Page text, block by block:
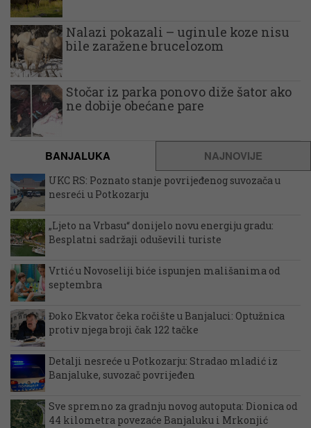
Nalazi pokazali – uginule koze nisu
bile zaražene brucelozom
Stočar iz parka ponovo diže šator ako
ne dobije obećane pare
BANJALUKA NAJNOVIJE
UKC RS: Poznato stanje povrijeđenog suvozača u
nesreći u Potkozarju
„Ljeto na Vrbasu“ donijelo novu energiju gradu:
Besplatni sadržaji oduševili turiste
Vrtić u Novoseliji biće ispunjen mališanima od
septembra
Đoko Ekvator čeka ročište u Banjaluci: Optužnica
protiv njega broji čak 122 tačke
Detalji nesreće u Potkozarju: Stradao mladić iz
Banjaluke, suvozač povrijeđen
Sve spremno za gradnju novog autoputa: Dionica od
44 kilometra povezaće Banjaluku i Mrkonjić